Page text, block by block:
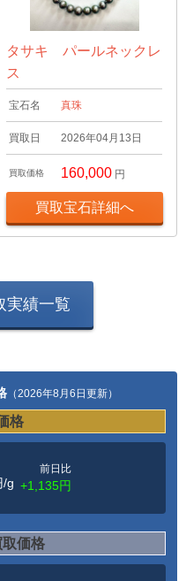
タサキ パールネックレ
ス
宝石名 真珠
買取日 2026年04月13日
買取価格 160,000 円
買取宝石詳細へ
実績一覧
（2026年8月6日更新）
格
/g
前日比
+1,135円
価格